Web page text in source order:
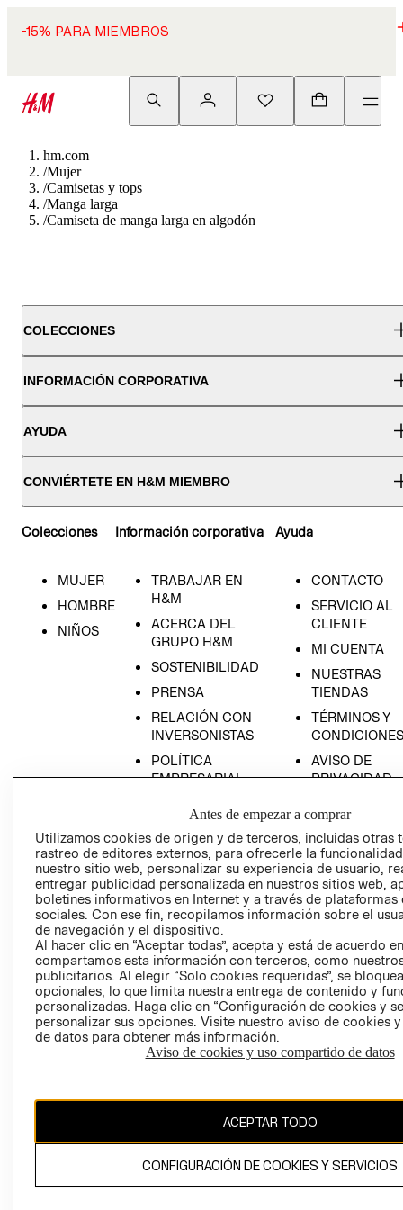
-15% PARA MIEMBROS
hm.com
/Mujer
/Camisetas y tops
/Manga larga
/Camiseta de manga larga en algodón
COLECCIONES
INFORMACIÓN CORPORATIVA
AYUDA
CONVIÉRTETE EN H&M MIEMBRO
Colecciones
MUJER
HOMBRE
NIÑOS
Información corporativa
TRABAJAR EN
H&M
ACERCA DEL
GRUPO H&M
SOSTENIBILIDAD
PRENSA
RELACIÓN CON
INVERSONISTAS
POLÍTICA
EMPRESARIAL
Ayuda
CONTACTO
SERVICIO AL
CLIENTE
MI CUENTA
NUESTRAS
TIENDAS
TÉRMINOS Y
CONDICIONES
AVISO DE
PRIVACIDAD
COOKIES
LIBRO DE
Ecuador ($)
CAMBIAR REGIÓN
El contenido de esta página web está protegido por copyright y es
propiedad de H&M Hennes & Mauritz AB.
Antes de empezar a comprar
Utilizamos cookies de origen y de terceros, incluidas otras
rastreo de editores externos, para ofrecerle la
nuestro sitio web, personalizar su experiencia de usuario,
entregar publicidad personalizada en nuestros sitios web,
boletines informativos en Internet y a través de plataformas
sociales. Con ese fin, recopilamos información sobre el
de navegación y el dispositivo.
Al hacer clic en “Aceptar todas”, acepta y está de acuerdo
compartamos esta información con terceros, como
publicitarios. Al elegir “Solo cookies requeridas”, se
opcionales, lo que limita nuestra entrega de contenido y
personalizadas. Haga clic en “Configuración de cookies y
personalizar sus opciones. Visite nuestro aviso de cookies
de datos para obtener más información.
Aviso de cookies y uso compartido de datos
ACEPTAR TODO
CONFIGURACIÓN DE COOKIES Y SERVICIOS